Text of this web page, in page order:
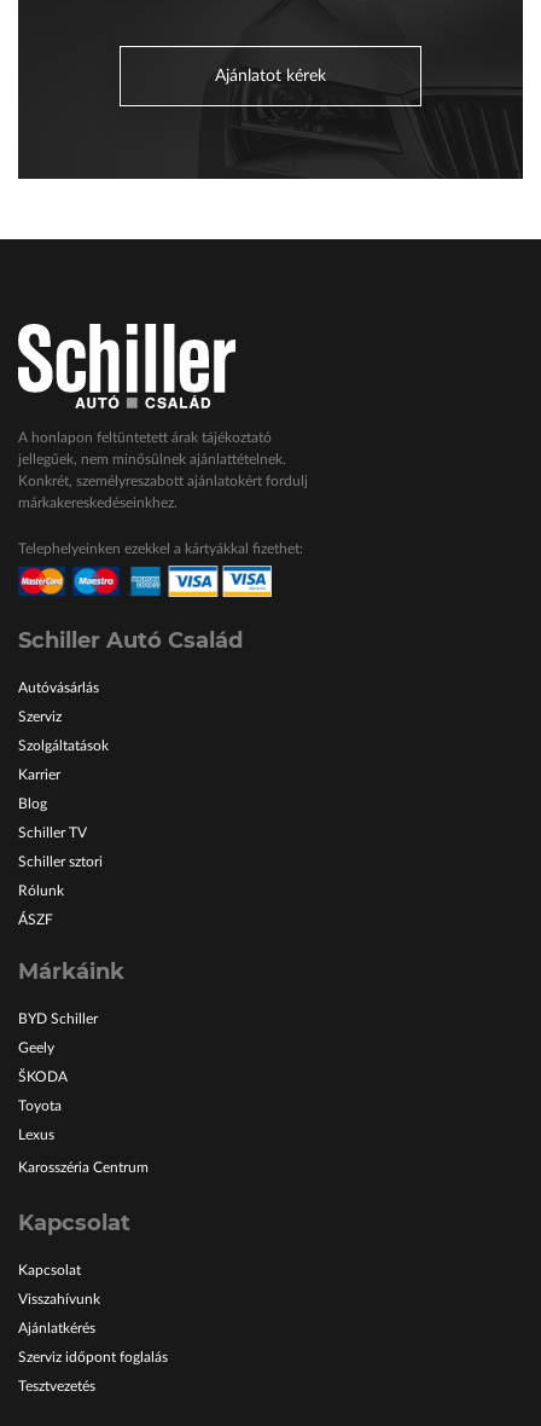
Ajánlatot kérek
A honlapon feltüntetett árak tájékoztató
jellegűek, nem minősülnek ajánlattételnek.
Konkrét, személyreszabott ajánlatokért fordulj
márkakereskedéseinkhez.
Telephelyeinken ezekkel a kártyákkal fizethet:
Schiller Autó Család
Autóvásárlás
Szerviz
Szolgáltatások
Karrier
Blog
Schiller TV
Schiller sztori
Rólunk
ÁSZF
Márkáink
BYD Schiller
Geely
ŠKODA
Toyota
Lexus
Karosszéria Centrum
Kapcsolat
Kapcsolat
Visszahívunk
Ajánlatkérés
Szerviz időpont foglalás
Tesztvezetés